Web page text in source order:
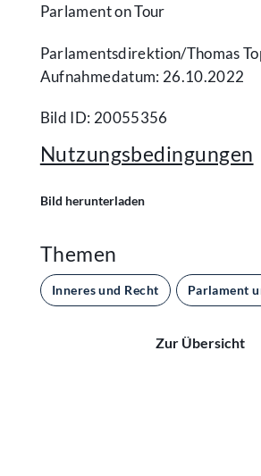
Parlament on Tour
Parlamentsdirektion/​Thomas
Aufnahmedatum: 26.10.2022
Bild ID: 20055356
Nutzungsbedingungen
Bild herunterladen
Themen
Inneres und Recht Parlament
Zur Übersicht